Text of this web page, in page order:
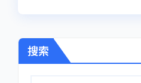
搜索